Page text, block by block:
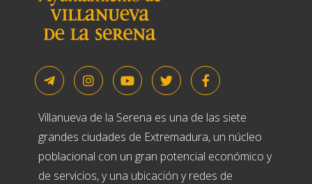
Villanueva de la Serena es una de las siete
grandes ciudades de Extremadura, un núcleo
poblacional con un gran potencial económico y
de servicios, y una ubicación y redes de